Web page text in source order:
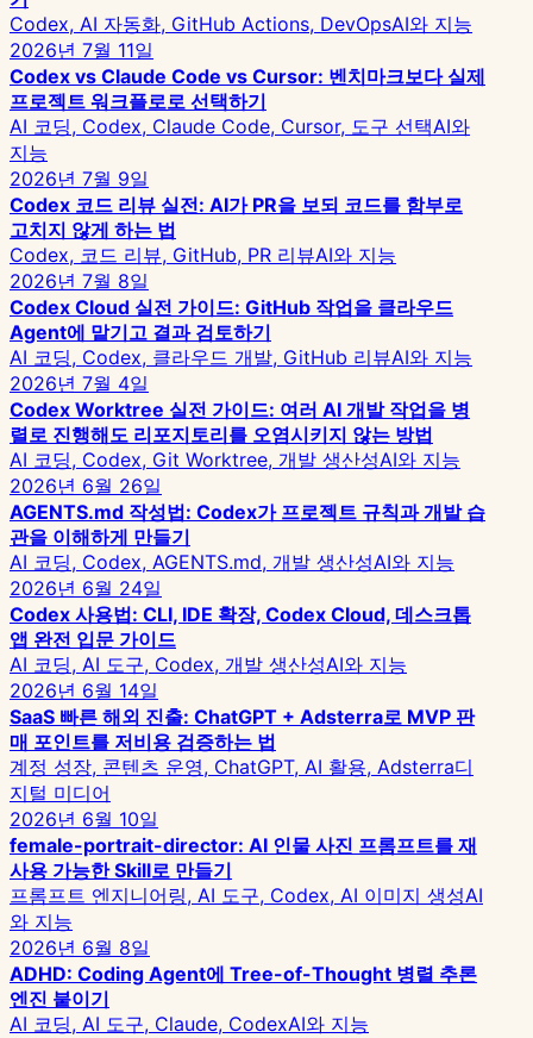
Codex, AI 자동화, GitHub Actions, DevOpsAI와 지능
2026년 7월 11일
Codex vs Claude Code vs Cursor: 벤치마크보다 실제
프로젝트 워크플로로 선택하기
AI 코딩, Codex, Claude Code, Cursor, 도구 선택AI와
지능
2026년 7월 9일
Codex 코드 리뷰 실전: AI가 PR을 보되 코드를 함부로
고치지 않게 하는 법
Codex, 코드 리뷰, GitHub, PR 리뷰AI와 지능
2026년 7월 8일
Codex Cloud 실전 가이드: GitHub 작업을 클라우드
Agent에 맡기고 결과 검토하기
AI 코딩, Codex, 클라우드 개발, GitHub 리뷰AI와 지능
2026년 7월 4일
Codex Worktree 실전 가이드: 여러 AI 개발 작업을 병
렬로 진행해도 리포지토리를 오염시키지 않는 방법
AI 코딩, Codex, Git Worktree, 개발 생산성AI와 지능
2026년 6월 26일
AGENTS.md 작성법: Codex가 프로젝트 규칙과 개발 습
관을 이해하게 만들기
AI 코딩, Codex, AGENTS.md, 개발 생산성AI와 지능
2026년 6월 24일
Codex 사용법: CLI, IDE 확장, Codex Cloud, 데스크톱
앱 완전 입문 가이드
AI 코딩, AI 도구, Codex, 개발 생산성AI와 지능
2026년 6월 14일
SaaS 빠른 해외 진출: ChatGPT + Adsterra로 MVP 판
매 포인트를 저비용 검증하는 법
계정 성장, 콘텐츠 운영, ChatGPT, AI 활용, Adsterra디
지털 미디어
2026년 6월 10일
female-portrait-director: AI 인물 사진 프롬프트를 재
사용 가능한 Skill로 만들기
프롬프트 엔지니어링, AI 도구, Codex, AI 이미지 생성AI
와 지능
2026년 6월 8일
ADHD: Coding Agent에 Tree-of-Thought 병렬 추론
엔진 붙이기
AI 코딩, AI 도구, Claude, CodexAI와 지능